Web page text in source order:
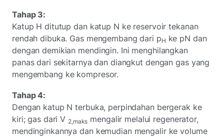
Tahap 3:
Katup H ditutup dan katup N ke reservoir tekanan
rendah dibuka. Gas mengembang dari pH ke pN dan
dengan demikian mendingin. Ini menghilangkan
panas dari sekitarnya dan diangkut dengan gas yang
mengembang ke kompresor.
Tahap 4:
Dengan katup N terbuka, perpindahan bergerak ke
kiri; gas dari V 2,maks mengalir melalui regenerator,
mendinginkannya dan kemudian mengalir ke volume